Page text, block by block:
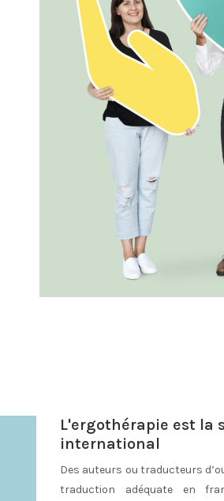
L'ergothérapie est la
international
Des auteurs ou traducteurs
traduction adéquate en